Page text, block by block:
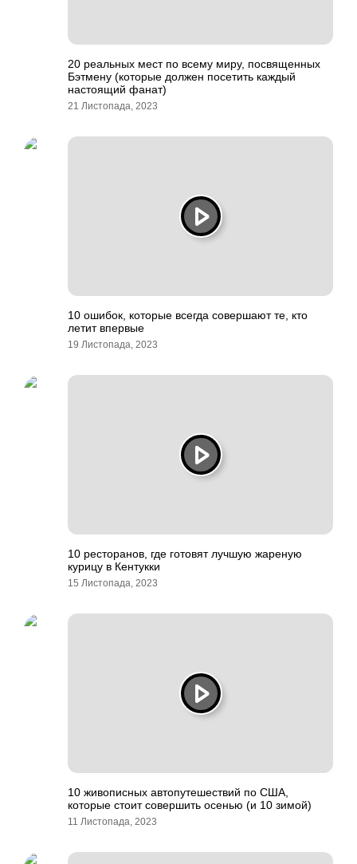
20 реальных мест по всему миру, посвященных
Бэтмену (которые должен посетить каждый
настоящий фанат)
21 Листопада, 2023
10 ошибок, которые всегда совершают те, кто
летит впервые
19 Листопада, 2023
10 ресторанов, где готовят лучшую жареную
курицу в Кентукки
15 Листопада, 2023
10 живописных автопутешествий по США,
которые стоит совершить осенью (и 10 зимой)
11 Листопада, 2023